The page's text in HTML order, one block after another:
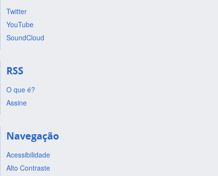
Twitter
YouTube
SoundCloud
RSS
O que é?
Assine
Navegação
Acessibilidade
Alto Contraste